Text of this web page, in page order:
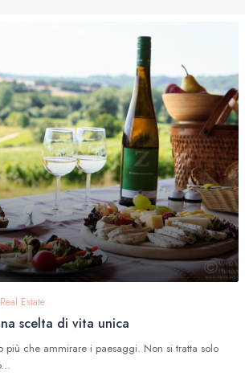
Real Estate
scelta di vita unica
più che ammirare i paesaggi. Non si tratta solo